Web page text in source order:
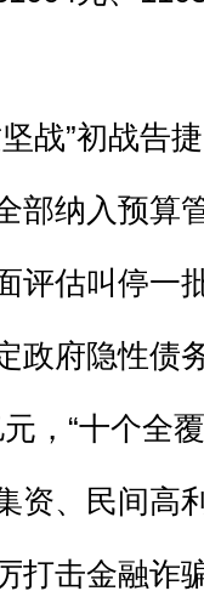
”初战告捷
部纳入预算
评估叫停一
政府隐性债
，“十个全
资、民间高
打击金融诈